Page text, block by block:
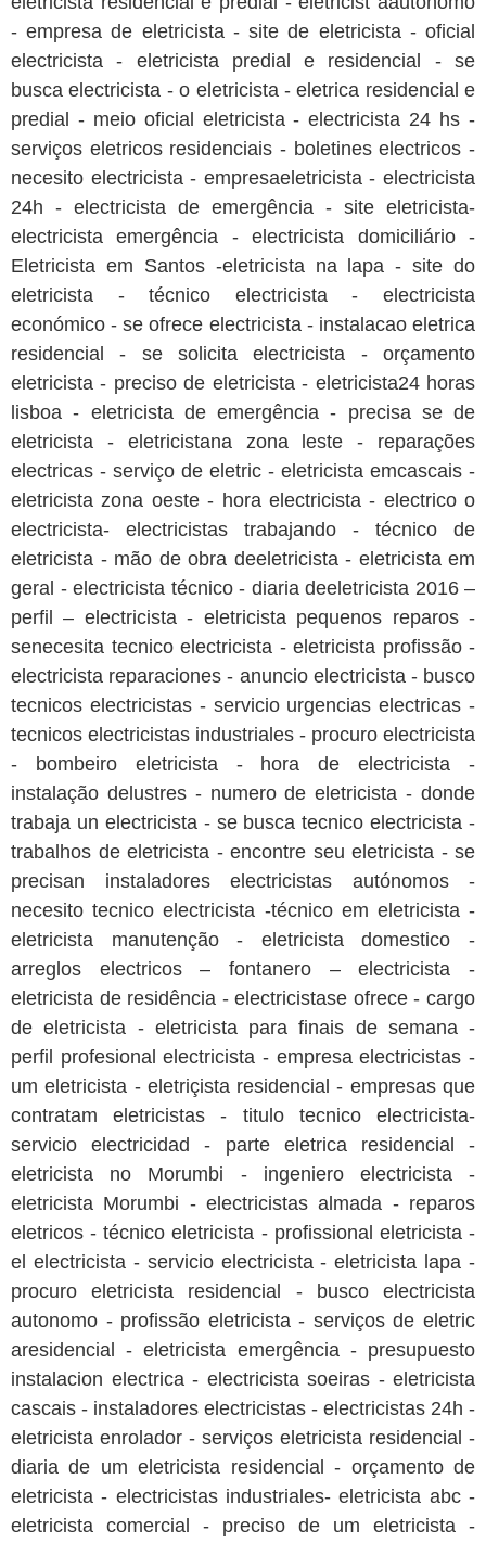
- empresa de eletricista - site de eletricista - oficial
electricista - eletricista predial e residencial - se
busca electricista - o eletricista - eletrica residencial e
predial - meio oficial eletricista - electricista 24 hs -
serviços eletricos residenciais - boletines electricos -
necesito electricista - empresaeletricista - electricista
24h - electricista de emergência - site eletricista-
electricista emergência - electricista domiciliário -
Eletricista em Santos -eletricista na lapa - site do
eletricista - técnico electricista - electricista
económico - se ofrece electricista - instalacao eletrica
residencial - se solicita electricista - orçamento
eletricista - preciso de eletricista - eletricista24 horas
lisboa - eletricista de emergência - precisa se de
eletricista - eletricistana zona leste - reparações
electricas - serviço de eletric - eletricista emcascais -
eletricista zona oeste - hora electricista - electrico o
electricista- electricistas trabajando - técnico de
eletricista - mão de obra deeletricista - eletricista em
geral - electricista técnico - diaria deeletricista 2016 –
perfil – electricista - eletricista pequenos reparos -
senecesita tecnico electricista - eletricista profissão -
electricista reparaciones - anuncio electricista - busco
tecnicos electricistas - servicio urgencias electricas -
tecnicos electricistas industriales - procuro electricista
- bombeiro eletricista - hora de electricista -
instalação delustres - numero de eletricista - donde
trabaja un electricista - se busca tecnico electricista -
trabalhos de eletricista - encontre seu eletricista - se
precisan instaladores electricistas autónomos -
necesito tecnico electricista -técnico em eletricista -
eletricista manutenção - eletricista domestico -
arreglos electricos – fontanero – electricista -
eletricista de residência - electricistase ofrece - cargo
de eletricista - eletricista para finais de semana -
perfil profesional electricista - empresa electricistas -
um eletricista - eletriçista residencial - empresas que
contratam eletricistas - titulo tecnico electricista-
servicio electricidad - parte eletrica residencial -
eletricista no Morumbi - ingeniero electricista -
eletricista Morumbi - electricistas almada - reparos
eletricos - técnico eletricista - profissional eletricista -
el electricista - servicio electricista - eletricista lapa -
procuro eletricista residencial - busco electricista
autonomo - profissão eletricista - serviços de eletric
aresidencial - eletricista emergência - presupuesto
instalacion electrica - electricista soeiras - eletricista
cascais - instaladores electricistas - electricistas 24h -
eletricista enrolador - serviços eletricista residencial -
diaria de um eletricista residencial - orçamento de
eletricista - electricistas industriales- eletricista abc -
eletricista comercial - preciso de um eletricista -